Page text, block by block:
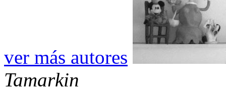
ver más autores
Tamarkin